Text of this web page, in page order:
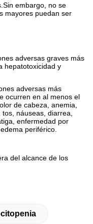
embargo, no se
mayores puedan ser
adversas graves más
hepatotoxicidad y
adversas más
ocurren en al menos el
de cabeza, anemia,
náuseas, diarrea,
enfermedad por
periférico.
del alcance de los